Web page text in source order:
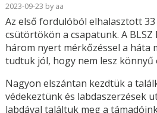
2023-09-23 byaa
Az első fordulóból elhalasztott
csütörtökön a csapatunk. A
három nyert mérkőzéssel a háta
tudtuk jól, hogy nem lesz könnyű
Nagyon elszántan kezdtük a
védekeztünk és labdaszerzések
labdával találtuk meg a